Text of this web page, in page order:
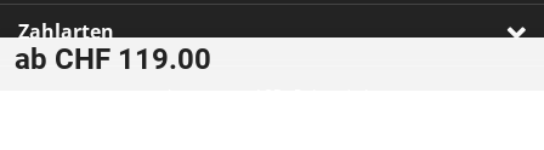
ab CHF 119.00
Zahlarten